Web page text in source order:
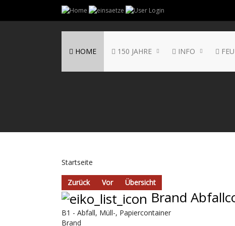
HOME 150 JAHRE INFO
Startseite
Zurück Vor Übersicht
Brand
B1 - Abfall, Müll-, Papiercontainer
Brand